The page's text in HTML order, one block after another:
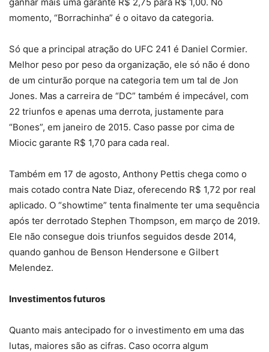
momento, “Borrachinha” é o oitavo da categoria.
Só que a principal atração do UFC 241 é Daniel Cormier.
Melhor peso por peso da organização, ele só não é dono
de um cinturão porque na categoria tem um tal de Jon
Jones. Mas a carreira de “DC” também é impecável, com
22 triunfos e apenas uma derrota, justamente para
“Bones”, em janeiro de 2015. Caso passe por cima de
Miocic garante R$ 1,70 para cada real.
Também em 17 de agosto, Anthony Pettis chega como o
mais cotado contra Nate Diaz, oferecendo R$ 1,72 por real
aplicado. O “showtime” tenta finalmente ter uma sequência
após ter derrotado Stephen Thompson, em março de 2019.
Ele não consegue dois triunfos seguidos desde 2014,
quando ganhou de Benson Hendersone e Gilbert
Melendez.
Investimentos futuros
Quanto mais antecipado for o investimento em uma das
lutas, maiores são as cifras. Caso ocorra algum